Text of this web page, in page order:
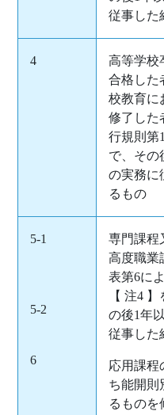
従事した
4
高等学校
合格した
校教育に
修了した
行規則第
で、その
の実務に
るもの
5-1
5-2
6
専門課程
高度職業
表第6に
【 注4
の後1年
従事した
応用課程
ち能開則
るものを